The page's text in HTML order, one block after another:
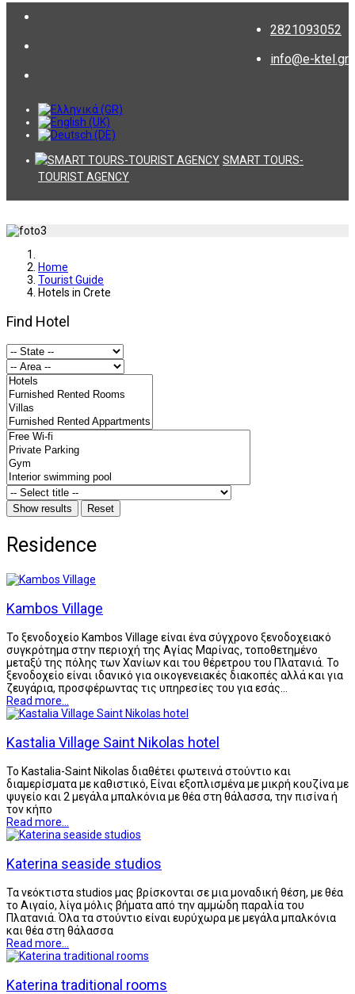
2821093052
info@e-ktel.gr
SMART TOURS-
TOURIST AGENCY
Home
Tourist Guide
Hotels in Crete
Find Hotel
Residence
Kambos Village
Το ξενοδοχείο Kambos Village είναι ένα σύγχρονο ξενοδοχειακό
συγκρότημα στην περιοχή της Αγίας Μαρίνας, τοποθετημένο
μεταξύ της πόλης των Χανίων και του θέρετρου του Πλατανιά. Το
ξενοδοχείο είναι ιδανικό για οικογενειακές διακοπές αλλά και για
ζευγάρια, προσφέρωντας τις υπηρεσίες του για εσάς…
Read more...
Kastalia Village Saint Nikolas hotel
Το Kastalia-Saint Nikolas διαθέτει φωτεινά στούντιο και
διαμερίσματα με καθιστικό, Είναι εξοπλισμένα με μικρή κουζίνα με
ψυγείο και 2 μεγάλα μπαλκόνια με θέα στη θάλασσα, την πισίνα ή
τον κήπο
Read more...
Katerina seaside studios
Τα νεόκτιστα studios μας βρίσκονται σε μια μοναδική θέση, με θέα
το Αιγαίο, λίγα μόλις βήματα από την αμμώδη παραλία του
Πλατανιά. Όλα τα στούντιο είναι ευρύχωρα με μεγάλα μπαλκόνια
και θέα στη θάλασσα
Read more...
Katerina traditional rooms